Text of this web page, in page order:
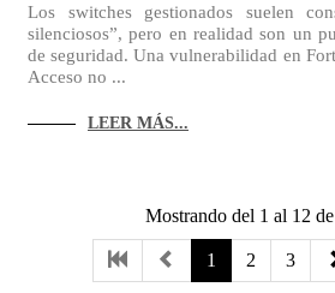
Los switches gestionados suelen
silenciosos”, pero en realidad son un
de seguridad. Una vulnerabilidad en
Acceso no ...
LEER MÁS...
Mostrando del 1 al 12
1 2 3